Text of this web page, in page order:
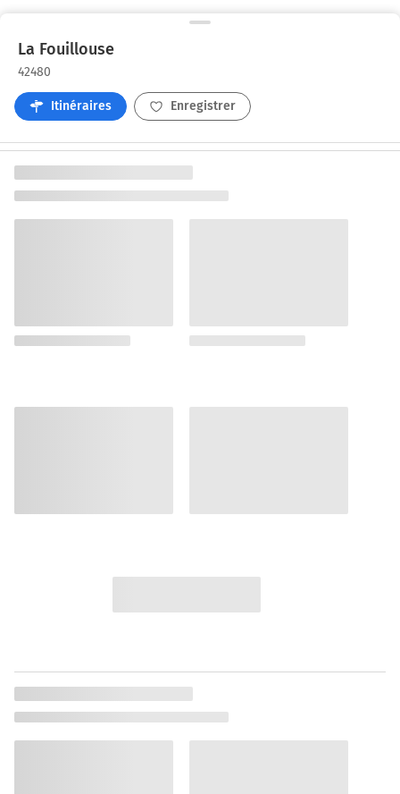
La Fouillouse
42480
Itinéraires Enregistrer